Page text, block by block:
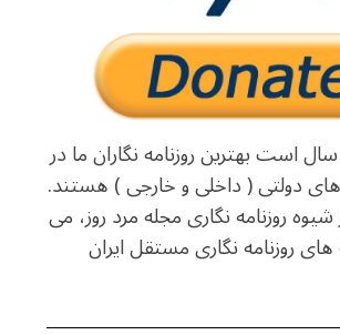
است بهترین روزنامه نگاران ما در
دولتی ( داخلی و خارجی ) هستند.
روزنامه نگاری مجله مرد روز، می
های روزنامه نگاری مستقل ایران